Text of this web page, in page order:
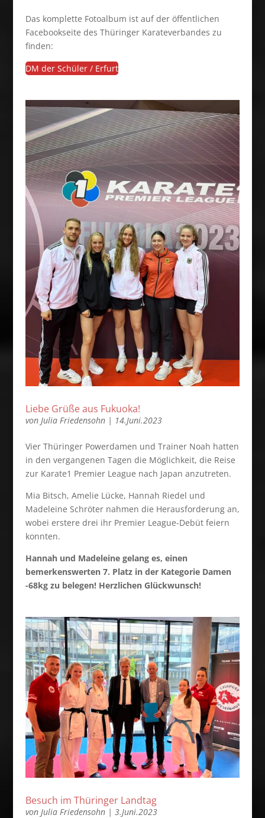
Das komplette Fotoalbum ist auf der öffentlichen
Facebookseite des Thüringer Karateverbandes zu
finden:
DM der Schüler / Erfurt
Liebe Grüße aus Fukuoka!
von Julia Friedensohn| 14.Juni.2023
Vier Thüringer Powerdamen und Trainer Noah hatten
in den vergangenen Tagen die Möglichkeit, die Reise
zur Karate1 Premier League nach Japan anzutreten.
Mia Bitsch, Amelie Lücke, Hannah Riedel und
Madeleine Schröter nahmen die Herausforderung an,
wobei erstere drei ihr Premier League-Debüt feiern
konnten.
Hannah und Madeleine gelang es, einen
bemerkenswerten 7. Platz in der Kategorie Damen
-68kg zu belegen! Herzlichen Glückwunsch!
Besuch im Thüringer Landtag
von Julia Friedensohn| 3.Juni.2023